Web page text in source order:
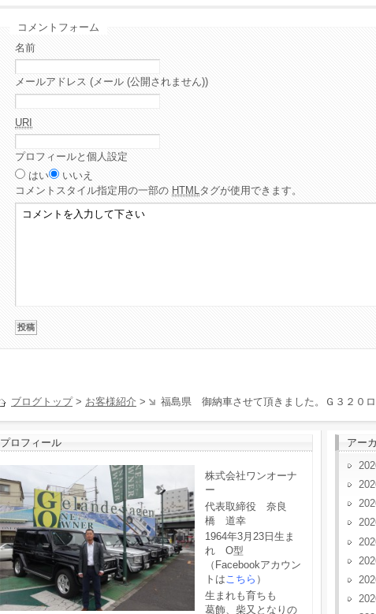
コメントフォーム
名前
メールアドレス (メール (公開されません))
URI
プロフィールと個人設定
はい
いいえ
コメント スタイル指定用の一部の HTMLタグが使用できます。
ブログトップ> お客様紹介 > 福島県 御納車させて頂きました。Ｇ３２０
プロフィール
株式会社ワンオーナ
ー
代表取締役 奈良
橋 道幸
1964年3月23日生ま
れ O型
（Facebookアカウン
トはこちら ）
生まれも育ちも
葛飾、柴又となりの
アー